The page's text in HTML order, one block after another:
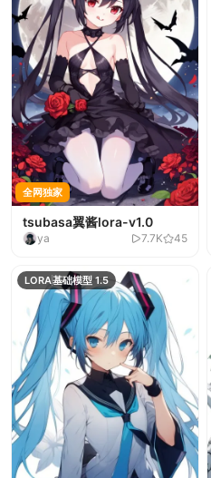
全网独家
tsubasa翼酱lora-v1.0
ya 7.7K 45
LORA基础模型 1.5